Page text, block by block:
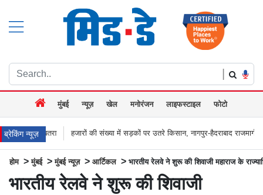
|
मुंबई न्यूज़ खेल मनोरंजन लाइफस्टाइल फोटो
ब्रेकिंग न्यूज़
हजारों की संख्या में सड़कों पर उतरे किसान, नागपुर-हैदराबाद राजमार्ग किया जाम, बच्चू कडू
होम >मुंबई >मुंबई न्यूज़ > आर्टिकल > भारतीय रेलवे ने शुरू की शिवाजी महाराज के
भारतीय रेलवे ने शुरू की शिवाजी